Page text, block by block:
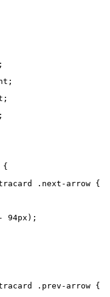
{
.next-arrow {
94px);
.prev-arrow {